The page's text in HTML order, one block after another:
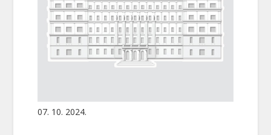
07. 10. 2024.